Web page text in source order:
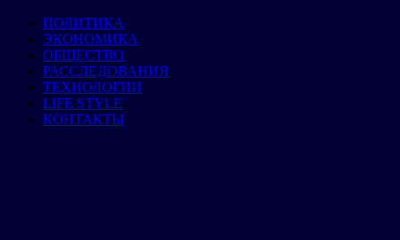
ПОЛИТИКА
ЭКОНОМИКА
ОБЩЕСТВО
РАССЛЕДОВАНИЯ
ТЕХНОЛОГИИ
LIFE STYLE
КОНТАКТЫ